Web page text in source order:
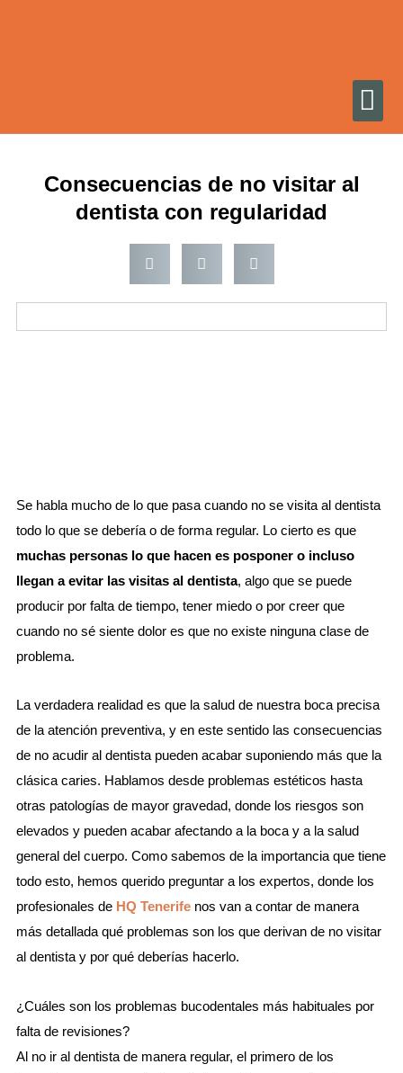
Consecuencias de no visitar al
dentista con regularidad
Se habla mucho de lo que pasa cuando no se visita al dentista
todo lo que se debería o de forma regular. Lo cierto es que
muchas personas lo que hacen es posponer o incluso
llegan a evitar las visitas al dentista, algo que se puede
producir por falta de tiempo, tener miedo o por creer que
cuando no sé siente dolor es que no existe ninguna clase de
problema.
La verdadera realidad es que la salud de nuestra boca precisa
de la atención preventiva, y en este sentido las consecuencias
de no acudir al dentista pueden acabar suponiendo más que la
clásica caries. Hablamos desde problemas estéticos hasta
otras patologías de mayor gravedad, donde los riesgos son
elevados y pueden acabar afectando a la boca y a la salud
general del cuerpo. Como sabemos de la importancia que tiene
todo esto, hemos querido preguntar a los expertos, donde los
profesionales deHQ Tenerifenos van a contar de manera
más detallada qué problemas son los que derivan de no visitar
al dentista y por qué deberías hacerlo.
¿Cuáles son los problemas bucodentales más habituales por
falta de revisiones?
Al no ir al dentista de manera regular, el primero de los